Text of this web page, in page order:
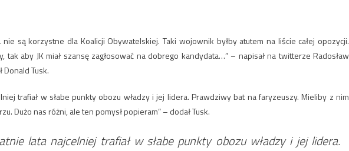
nie są korzystne dla Koalicji Obywatelskiej. Taki wojownik byłby atutem na liście całej opozycji.
aby JK miał szansę zagłosować na dobrego kandydata…” – napisał na twitterze Radosław
Tusk.
trafiał w słabe punkty obozu władzy i jej lidera. Prawdziwy bat na faryzeuszy. Mieliby z nim
Dużo nas różni, ale ten pomysł popieram” – dodał Tusk.
lata najcelniej trafiał w słabe punkty obozu władzy i jej lidera.